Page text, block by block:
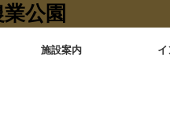
施設案内